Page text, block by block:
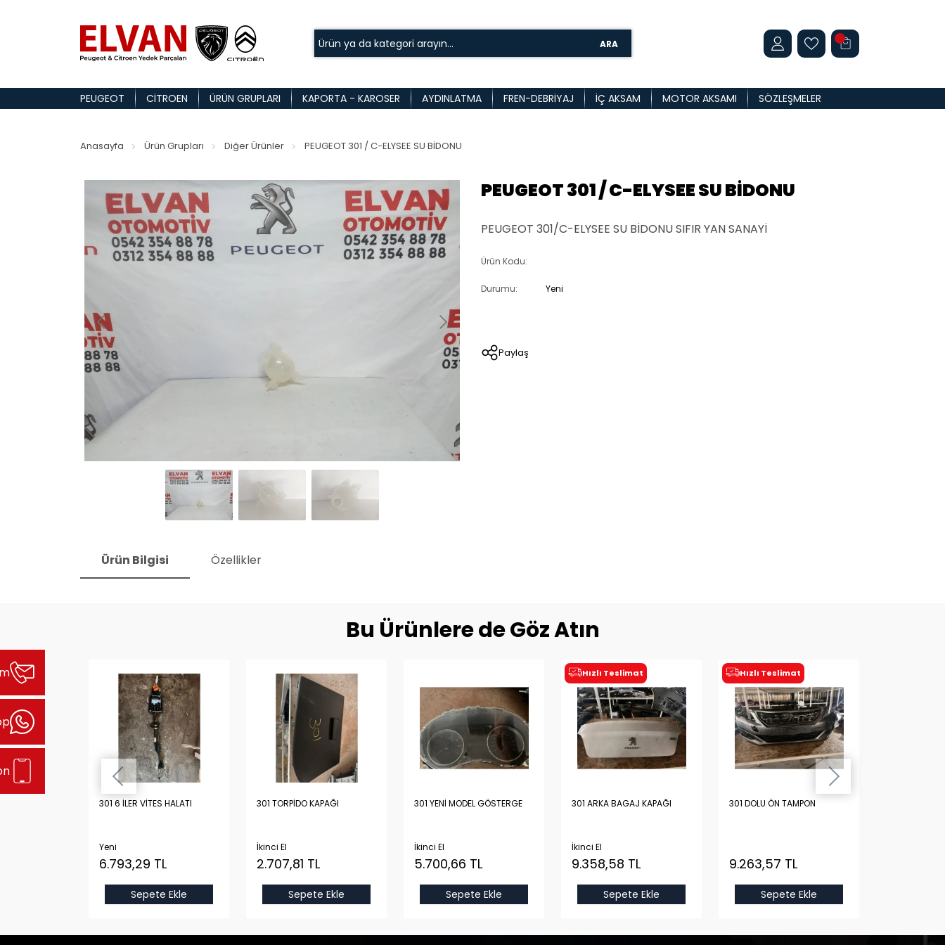
ARA
PEUGEOT CITROEN ÜRÜN GRUPLARI KAPORTA - KAROSER AYDINLATMA FREN-DEBRIYAJ İÇ AKSAM MOTOR AKSAMI SÖZLEŞMELER
Anasayfa Ürün Grupları Diğer Ürünler PEUGEOT 301 / C-ELYSEE SU BİDONU
PEUGEOT 301 / C-ELYSEE SU BİDONU
PEUGEOT 301/C-ELYSEE SU BİDONU SIFIR YAN SANAYİ
Ürün Kodu:
Durumu: Yeni
Paylaş
Ürün Bilgisi Özellikler
Bu Ürünlere de Göz Atın
301 6 İLER VİTES HALATI
Yeni
6.793,29 TL
Sepete Ekle
301 TORPİDO KAPAĞI
İkinci El
2.707,81 TL
Sepete Ekle
301 YENİ MODEL GÖSTERGE
İkinci El
5.700,66 TL
Sepete Ekle
Hızlı Teslimat
301 ARKA BAGAJ KAPAĞI
İkinci El
9.358,58 TL
Sepete Ekle
Hızlı Teslimat
301 DOLU ÖN TAMPON
9.263,57 TL
Sepete Ekle